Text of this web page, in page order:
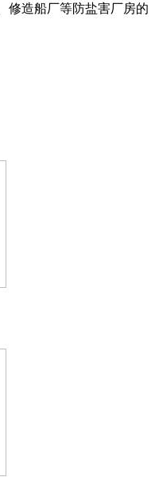
修造船厂等防盐害厂房的